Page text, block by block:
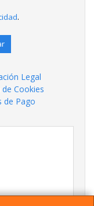
.
Legal
Cookies
de Pago